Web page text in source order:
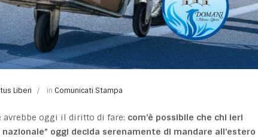
Liberi in Comunicati Stampa
avrebbe oggi il diritto di fare: com’è possibile che chi ieri
oggi decida serenamente di mandare all’estero